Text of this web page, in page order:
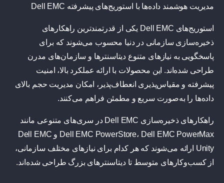
مدیریت هوشمند داده‌ها با استوریج‌های پیشرفته Dell EMC
استوریج‌های Dell EMC یکی از قدرتمندترین راهکارهای
ذخیره‌سازی سازمانی در دنیا محسوب می‌شوند که برای
پاسخگویی به نیازهای متنوع دیتاسنترها و سازمان‌های مدرن
طراحی شده‌اند. این محصولات با ارائه عملکرد بالا، امنیت
پیشرفته و مقیاس‌پذیری انعطاف‌پذیر، امکان مدیریت حجم بالای
داده‌ها را به‌صورت سریع و مطمئن فراهم می‌کنند.
راهکارهای ذخیره‌سازی Dell EMC در سری‌های متنوعی مانند
Dell EMC PowerStore، Dell EMC PowerMax و Dell EMC
Unity ارائه می‌شوند که هر کدام برای نیازهای مختلف سازمانی،
از کسب‌وکارهای متوسط تا دیتاسنترهای بزرگ طراحی شده‌اند.